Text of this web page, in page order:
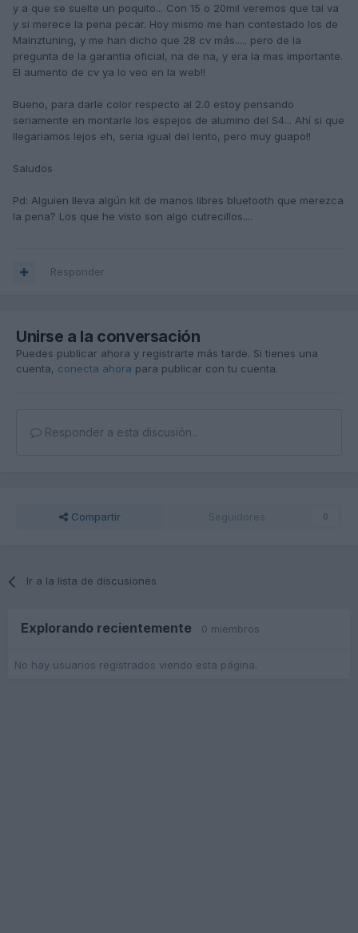
y a que se suelte un poquito... Con 15 o 20mil veremos que tal va
y si merece la pena pecar. Hoy mismo me han contestado los de
Mainztuning, y me han dicho que 28 cv más..... pero de la
pregunta de la garantia oficial, na de na, y era la mas importante.
El aumento de cv ya lo veo en la web!!
Bueno, para darle color respecto al 2.0 estoy pensando
seriamente en montarle los espejos de alumino del S4... Ahí si que
llegariamos lejos eh, seria igual del lento, pero muy guapo!!
Saludos
Pd: Alguien lleva algún kit de manos libres bluetooth que merezca
la pena? Los que he visto son algo cutrecillos....
Responder
Unirse a la conversación
Puedes publicar ahora y registrarte más tarde. Si tienes una
cuenta, conecta ahora para publicar con tu cuenta.
Responder a esta discusión...
Compartir Seguidores 0
Ir a la lista de discusiones
Explorando recientemente 0 miembros
No hay usuarios registrados viendo esta página.